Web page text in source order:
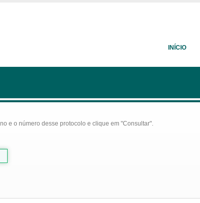
INÍCIO
e o número desse protocolo e clique em "Consultar".